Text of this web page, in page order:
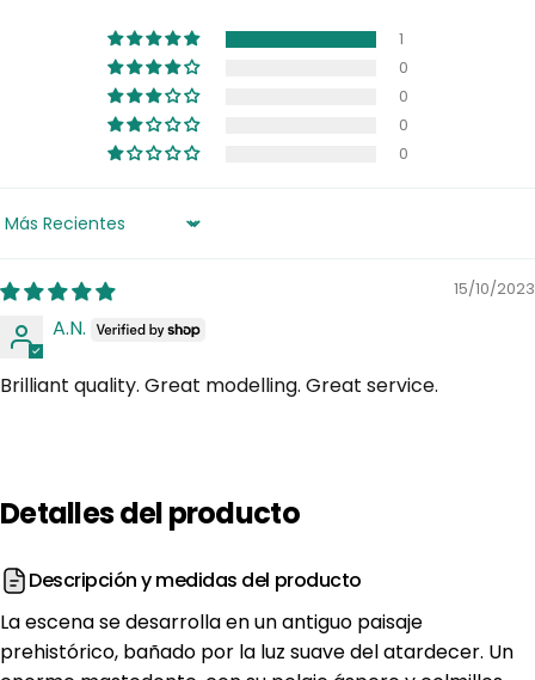
1
0
0
0
0
Sort by
15/10/2023
A.N.
Brilliant quality. Great modelling. Great service.
Detallesdelproducto
Descripción y medidas del producto
La escena se desarrolla en un antiguo paisaje
prehistórico, bañado por la luz suave del atardecer. Un